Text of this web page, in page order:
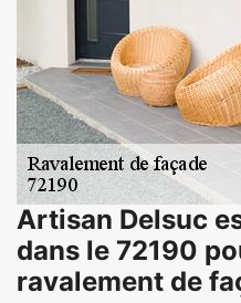
Artisan Delsuc
dans le 72190
ravalement de